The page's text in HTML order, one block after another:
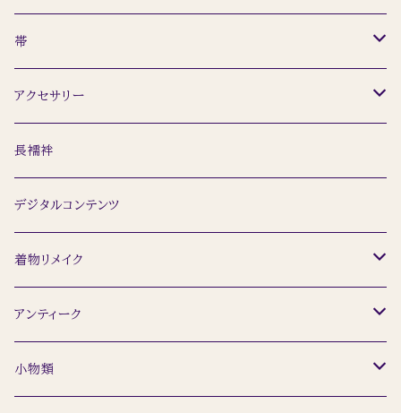
レディース
メンズ
小紋
ウール着物
訪問着
留袖
浴衣
羽織
道行
ショール
帯
名古屋帯
半幅帯
袋帯
アクセサリー
簪
ネックレス
ピアス
長襦袢
デジタルコンテンツ
着物リメイク
トップス
アンティーク
着物
小物類